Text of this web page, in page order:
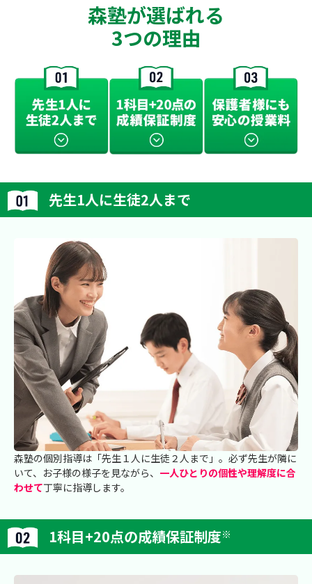
森塾が選ばれる
3つの理由
先生1人に生徒2人まで
森塾の個別指導は「先生１人に生徒２人まで」。必ず先生が隣に
いて、お子様の様子を見ながら、 一人ひとりの個性や理解度に合
わせて丁寧に指導します。
1科目+20点の成績保証制度※